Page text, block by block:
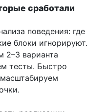
сработали
поведения: где
блоки игнорируют.
2–3 варианта
тесты. Быстро